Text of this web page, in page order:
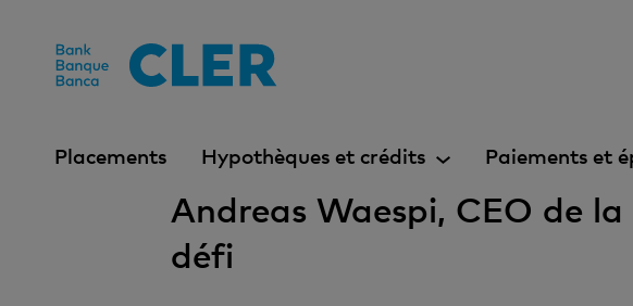
Placements Hypothèques et crédits Paiements et
Andreas Waespi, CEO de
défi